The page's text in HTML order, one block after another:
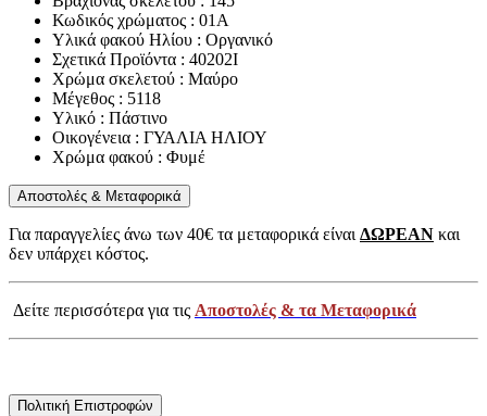
Κωδικός χρώματος : 01A
Υλικά φακού Ηλίου : Οργανικό
Σχετικά Προϊόντα : 40202I
Χρώμα σκελετού : Μαύρο
Μέγεθος : 5118
Υλικό : Πάστινο
Οικογένεια : ΓΥΑΛΙΑ ΗΛΙΟΥ
Χρώμα φακού : Φυμέ
Αποστολές & Μεταφορικά
Για παραγγελίες άνω των 40€ τα μεταφορικά είναιΔΩΡΕΑΝ και
δεν υπάρχει κόστος.
Δείτε περισσότερα για τις Αποστολές & τα Μεταφορικά
Πολιτική Επιστροφών